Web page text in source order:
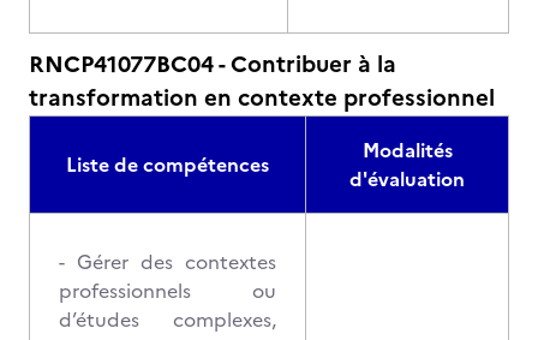
RNCP41077BC04 - Contribuer à la
transformation en contexte professionnel
Liste de compétences
Modalités
d'évaluation
- Gérer des contextes
professionnels ou
d’études complexes,